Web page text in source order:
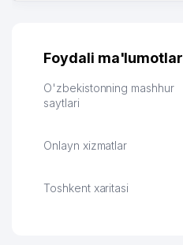
их работе значительно
обслуживания клиентов.
Рекомендую этот колл-
Vip Brand 31.07.2026 11:43:39
Foydali ma'lumotlar
O'zbekistonning mashhur
saytlari
Onlayn xizmatlar
Toshkent xaritasi